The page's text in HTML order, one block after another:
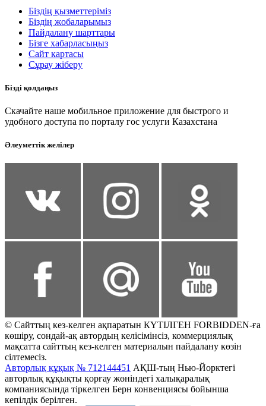
Біздің қызметтеріміз
Біздің жобаларымыз
Пайдалану шарттары
Бізге хабарласыңыз
Сайт картасы
Сұрау жіберу
Бізді қолдаңыз
Скачайте наше мобильное приложение для быстрого и
удобного доступа по порталу гос услуги Казахстана
Әлеуметтік желілер
© Сайттың кез-келген ақпаратын КҮТІЛГЕН FORBIDDEN-ға
көшіру, сондай-ақ автордың келісімінсіз, коммерциялық
мақсатта сайттың кез-келген материалын пайдалану көзін
сілтемесіз.
Авторлық құқық № 712144451 АҚШ-тың Нью-Йорктегі
авторлық құқықты қорғау жөніндегі халықаралық
компаниясында тіркелген Берн конвенциясы бойынша
кепілдік берілген.